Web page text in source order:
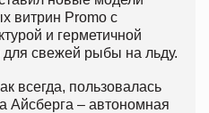
витрин Promo с
и герметичной
свежей рыбы на льду.
всегда, пользовалась
Айсберга – автономная